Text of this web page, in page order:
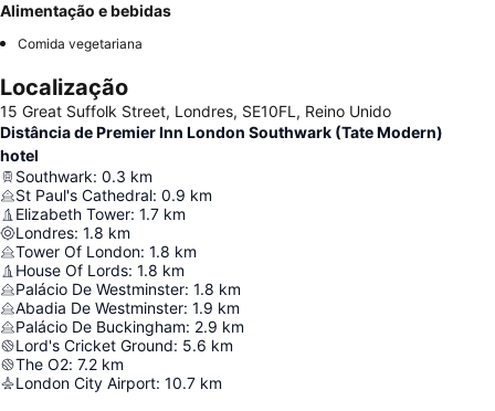
Alimentação e bebidas
Comida vegetariana
Localização
15 Great Suffolk Street, Londres, SE10FL, Reino Unido
Distância de Premier Inn London Southwark (Tate Modern)
hotel
Southwark: 0.3 km
St Paul's Cathedral: 0.9 km
Elizabeth Tower: 1.7 km
Londres: 1.8 km
Tower Of London: 1.8 km
House Of Lords: 1.8 km
Palácio De Westminster: 1.8 km
Abadia De Westminster: 1.9 km
Palácio De Buckingham: 2.9 km
Lord's Cricket Ground: 5.6 km
The O2: 7.2 km
London City Airport: 10.7 km